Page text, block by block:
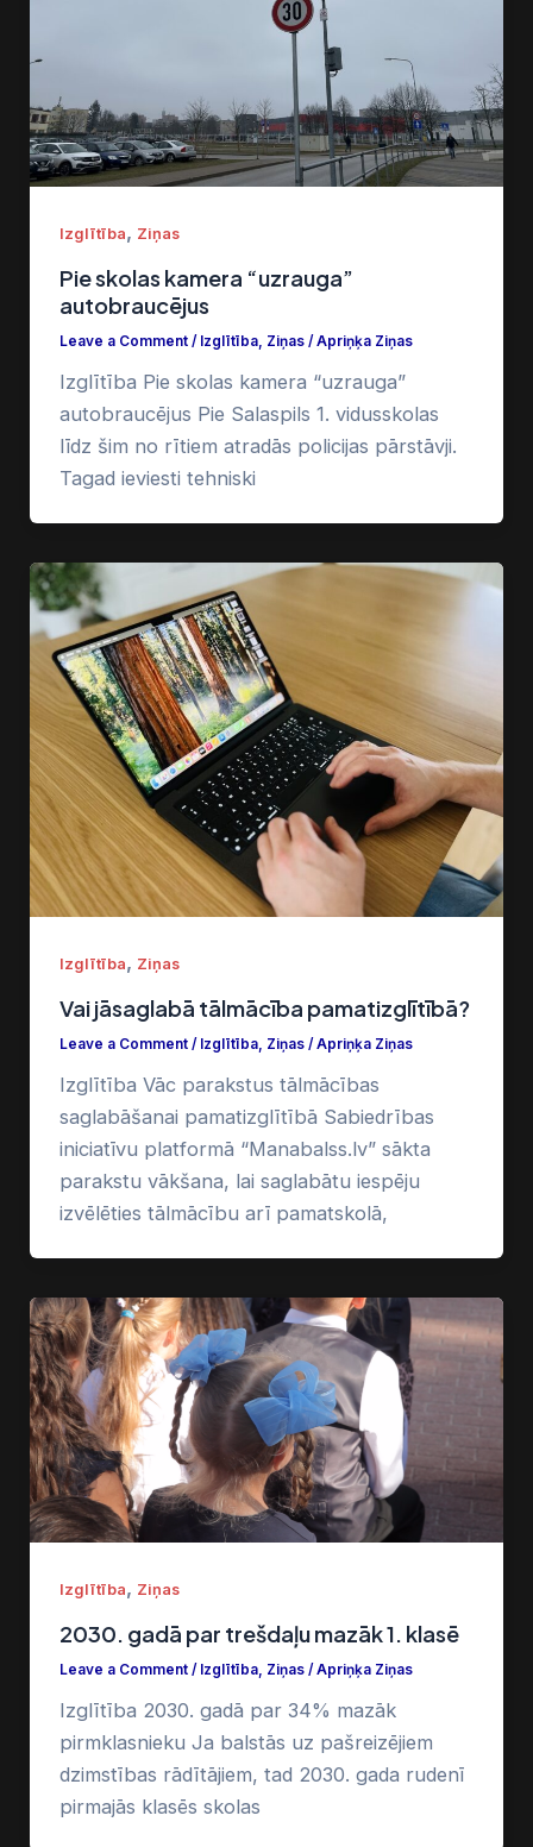
Izglītība, Ziņas
Pie skolas kamera “uzrauga”
autobraucējus
Leave a Comment / Izglītība, Ziņas/Apriņķa Ziņas
Izglītība Pie skolas kamera “uzrauga”
autobraucējus Pie Salaspils 1. vidusskolas
līdz šim no rītiem atradās policijas pārstāvji.
Tagad ieviesti tehniski
Izglītība, Ziņas
Vai jāsaglabā tālmācība pamatizglītībā?
Leave a Comment / Izglītība, Ziņas/Apriņķa Ziņas
Izglītība Vāc parakstus tālmācības
saglabāšanai pamatizglītībā Sabiedrības
iniciatīvu platformā “Manabalss.lv” sākta
parakstu vākšana, lai saglabātu iespēju
izvēlēties tālmācību arī pamatskolā,
Izglītība, Ziņas
2030. gadā par trešdaļu mazāk 1. klasē
Leave a Comment / Izglītība, Ziņas/Apriņķa Ziņas
Izglītība 2030. gadā par 34% mazāk
pirmklasnieku Ja balstās uz pašreizējiem
dzimstības rādītājiem, tad 2030. gada rudenī
pirmajās klasēs skolas